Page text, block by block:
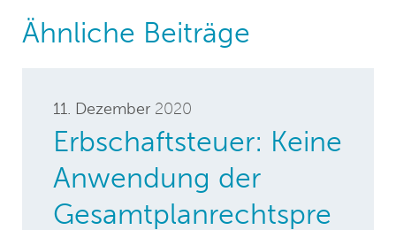
Ähnliche Beiträge
11. Dezember 2020
Erbschaftsteuer: Keine
Anwendung der
Gesamtplanrechtspre